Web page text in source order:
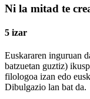
Ni la mitad te
5 izar
Euskararen inguruan
batzuetan guztiz)
filologoa izan edo
Dibulgazio lan bat da.